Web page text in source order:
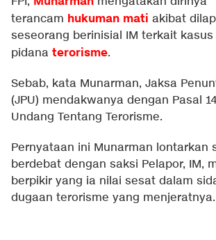
terancam hukuman mati akibat
seseorang berinisial IM terkait
pidana terorisme.
Sebab, kata Munarman, Jaksa
(JPU) mendakwanya dengan Pasal
Undang Tentang Terorisme.
Pernyataan ini Munarman lontarkan
berdebat dengan saksi Pelapor, IM,
berpikir yang ia nilai sesat dalam
dugaan terorisme yang menjeratnya.